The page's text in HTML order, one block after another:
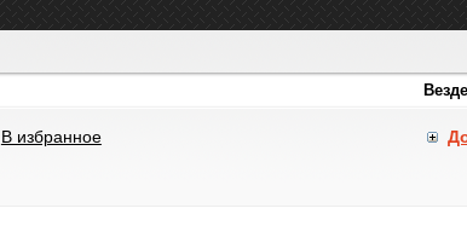
В избранное